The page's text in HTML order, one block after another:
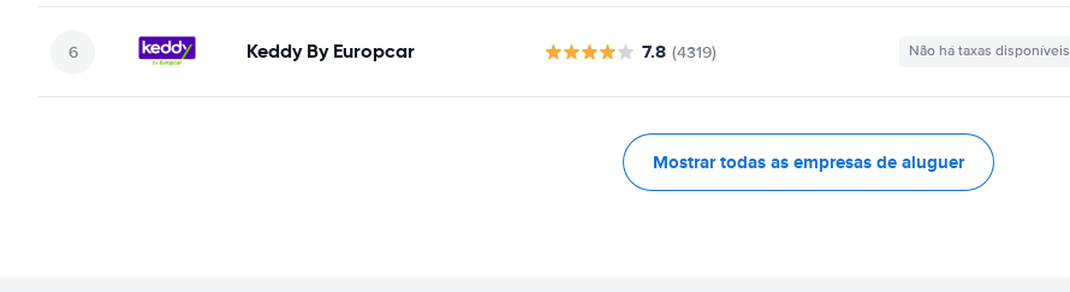
Keddy By Europcar 7.8 (4319) Não há taxas disponíveis
Mostrar todas as empresas de aluguer